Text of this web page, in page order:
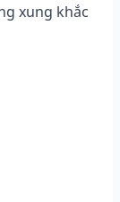
xung khắc